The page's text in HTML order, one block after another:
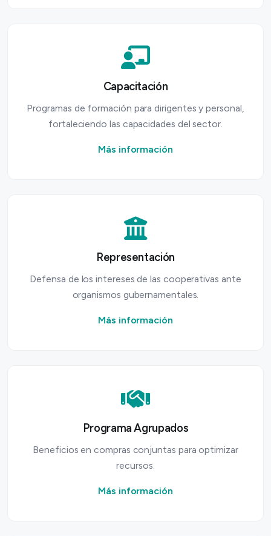
Capacitación
Programas de formación para dirigentes y personal,
fortaleciendo las capacidades del sector.
Más información
Representación
Defensa de los intereses de las cooperativas ante
organismos gubernamentales.
Más información
Programa Agrupados
Beneficios en compras conjuntas para optimizar
recursos.
Más información